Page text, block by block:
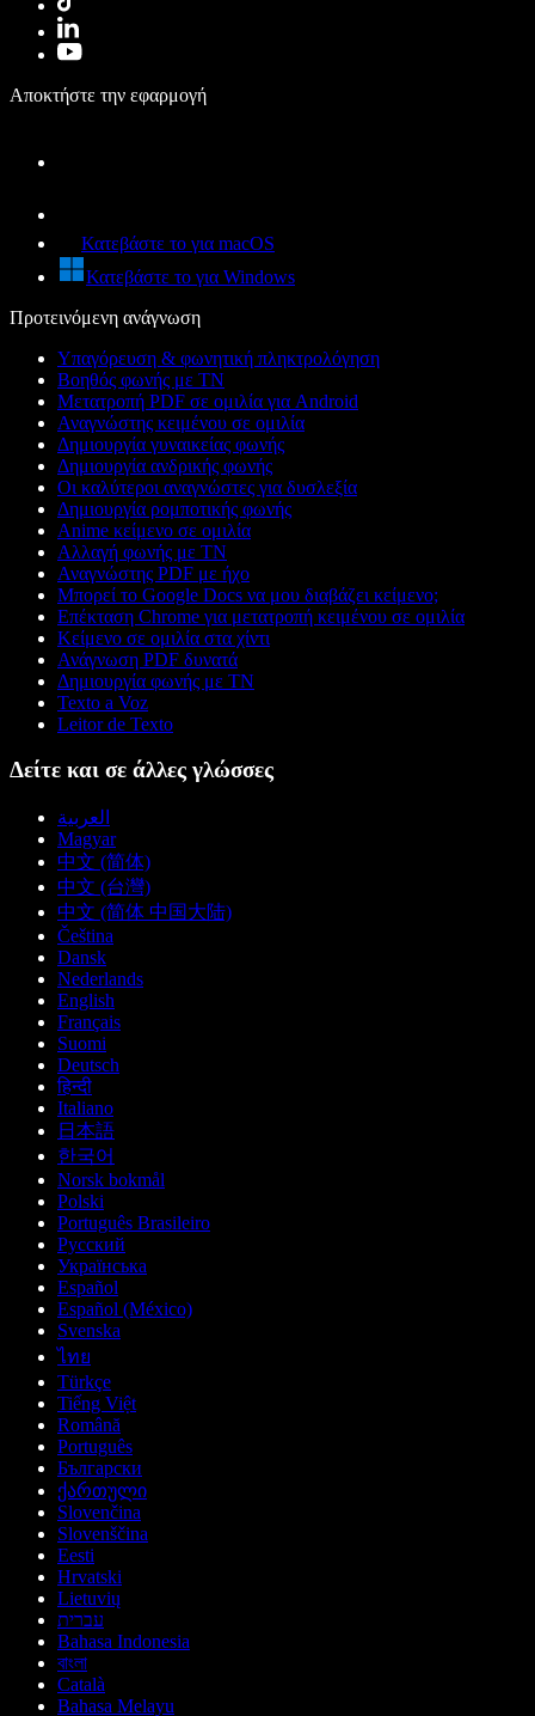
Αποκτήστε την εφαρμογή
Κατεβάστε το για macOS
Κατεβάστε το για Windows
Προτεινόμενη ανάγνωση
Υπαγόρευση & φωνητική πληκτρολόγηση
Βοηθός φωνής με ΤΝ
Μετατροπή PDF σε ομιλία για Android
Αναγνώστης κειμένου σε ομιλία
Δημιουργία γυναικείας φωνής
Δημιουργία ανδρικής φωνής
Οι καλύτεροι αναγνώστες για δυσλεξία
Δημιουργία ρομποτικής φωνής
Anime κείμενο σε ομιλία
Αλλαγή φωνής με ΤΝ
Αναγνώστης PDF με ήχο
Μπορεί το Google Docs να μου διαβάζει κείμενο;
Επέκταση Chrome για μετατροπή κειμένου σε ομιλία
Κείμενο σε ομιλία στα χίντι
Ανάγνωση PDF δυνατά
Δημιουργία φωνής με ΤΝ
Texto a Voz
Leitor de Texto
Δείτε και σε άλλες γλώσσες
العربية
Magyar
中文 (简体)
中文 (台灣)
中文 (简体 中国大陆)
Čeština
Dansk
Nederlands
English
Français
Suomi
Deutsch
हिन्दी
Italiano
日本語
한국어
Norsk bokmål
Polski
Português Brasileiro
Русский
Українська
Español
Español (México)
Svenska
ไทย
Türkçe
Tiếng Việt
Română
Português
Български
ქართული
Slovenčina
Slovenščina
Eesti
Hrvatski
Lietuvių
עברית
Bahasa Indonesia
বাংলা
Català
Bahasa Melayu